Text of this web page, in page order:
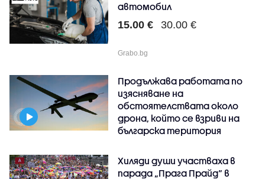
автомобил
15.00 € 30.00 €
Grabo.bg
Продължава работата по
изясняване на
обстоятелствата около
дрона, който се взриви на
българска територия
Хиляди души участваха в
парада „Прага Прайд“ в